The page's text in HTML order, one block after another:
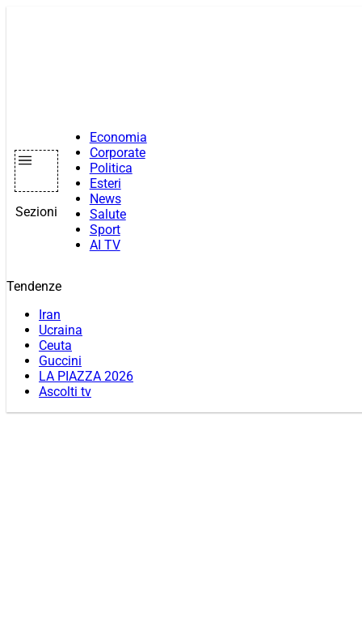
Sezioni
Economia
Corporate
Politica
Esteri
News
Salute
Sport
AI TV
Tendenze
Iran
Ucraina
Ceuta
Guccini
LA PIAZZA 2026
Ascolti tv